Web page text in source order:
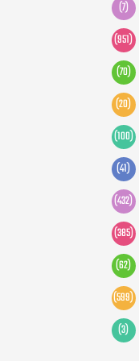
(7)
(951)
(70)
(20)
(100)
(41)
(432)
(385)
(62)
(599)
(3)